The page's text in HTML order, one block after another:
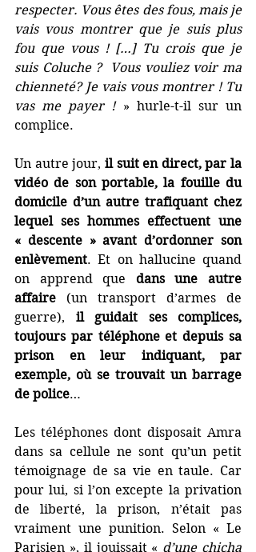
respecter. Vous êtes des fous, mais je
vais vous montrer que je suis plus
fou que vous ! […] Tu crois que je
suis Coluche ?  Vous vouliez voir ma
chienneté? Je vais vous montrer ! Tu
vas me payer ! » hurle-t-il sur un
complice.
Un autre jour, il suit en direct, par la
vidéo de son portable, la fouille du
domicile d’un autre trafiquant chez
lequel ses hommes effectuent une
« descente » avant d’ordonner son
enlèvement. Et on hallucine quand
on apprend que dans une autre
affaire (un transport d’armes de
guerre), il guidait ses complices,
toujours par téléphone et depuis sa
prison en leur indiquant, par
exemple, où se trouvait un barrage
de police…
Les téléphones dont disposait Amra
dans sa cellule ne sont qu’un petit
témoignage de sa vie en taule. Car
pour lui, si l’on excepte la privation
de liberté, la prison, n’était pas
vraiment une punition. Selon « Le
Parisien », il jouissait « d’une chicha